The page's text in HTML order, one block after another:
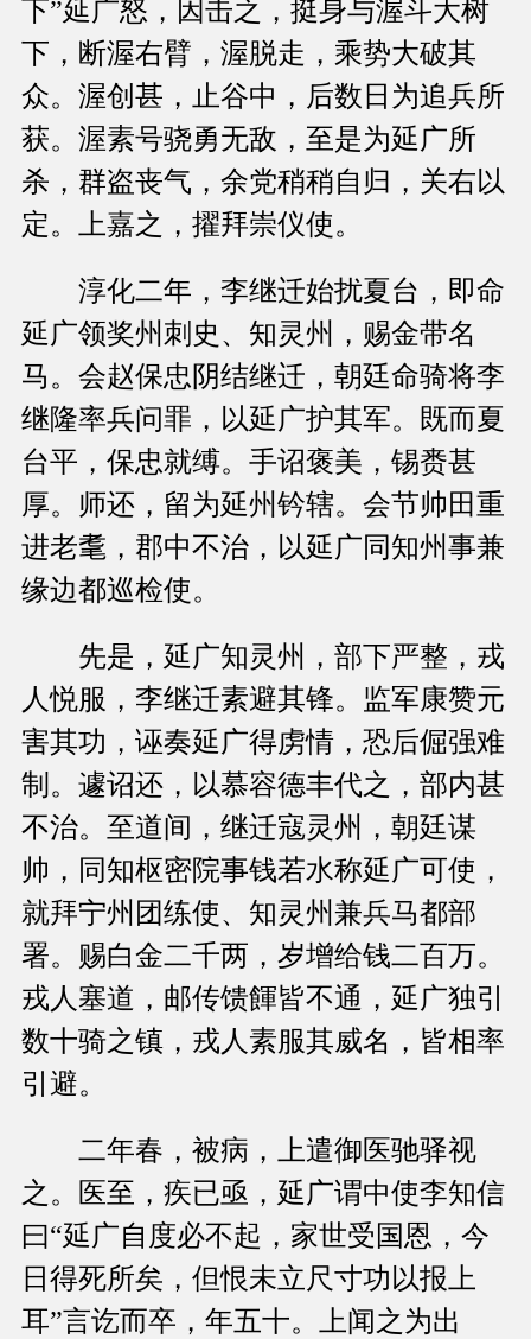
下”延广怒，因击之，挺身与渥斗大树
下，断渥右臂，渥脱走，乘势大破其
众。渥创甚，止谷中，后数日为追兵所
获。渥素号骁勇无敌，至是为延广所
杀，群盗丧气，余党稍稍自归，关右以
定。上嘉之，擢拜崇仪使。
淳化二年，李继迁始扰夏台，即命
延广领奖州刺史、知灵州，赐金带名
马。会赵保忠阴结继迁，朝廷命骑将李
继隆率兵问罪，以延广护其军。既而夏
台平，保忠就缚。手诏褒美，锡赉甚
厚。师还，留为延州钤辖。会节帅田重
进老耄，郡中不治，以延广同知州事兼
缘边都巡检使。
先是，延广知灵州，部下严整，戎
人悦服，李继迁素避其锋。监军康赞元
害其功，诬奏延广得虏情，恐后倔强难
制。遽诏还，以慕容德丰代之，部内甚
不治。至道间，继迁寇灵州，朝廷谋
帅，同知枢密院事钱若水称延广可使，
就拜宁州团练使、知灵州兼兵马都部
署。赐白金二千两，岁增给钱二百万。
戎人塞道，邮传馈餫皆不通，延广独引
数十骑之镇，戎人素服其威名，皆相率
引避。
二年春，被病，上遣御医驰驿视
之。医至，疾已亟，延广谓中使李知信
曰“延广自度必不起，家世受国恩，今
日得死所矣，但恨未立尺寸功以报上
耳”言讫而卒，年五十。上闻之为出